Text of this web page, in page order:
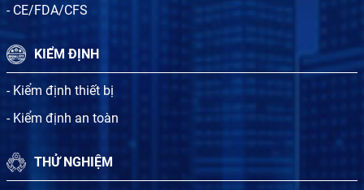
- CE/FDA/CFS
KIỂM ĐỊNH
- Kiểm định thiết bị
- Kiểm định an toàn
THỬ NGHIỆM